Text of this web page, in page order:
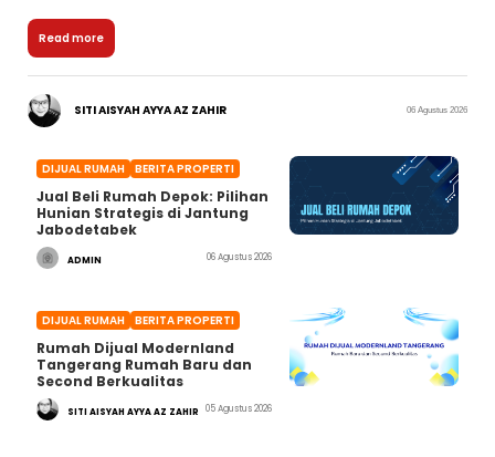
Read more
SITI AISYAH AYYA AZ ZAHIR 06 Agustus 2026
DIJUAL RUMAH BERITA PROPERTI
Jual Beli Rumah Depok: Pilihan
Hunian Strategis di Jantung
Jabodetabek
ADMIN 06 Agustus 2026
DIJUAL RUMAH BERITA PROPERTI
Rumah Dijual Modernland
Tangerang Rumah Baru dan
Second Berkualitas
SITI AISYAH AYYA AZ ZAHIR 05 Agustus 2026